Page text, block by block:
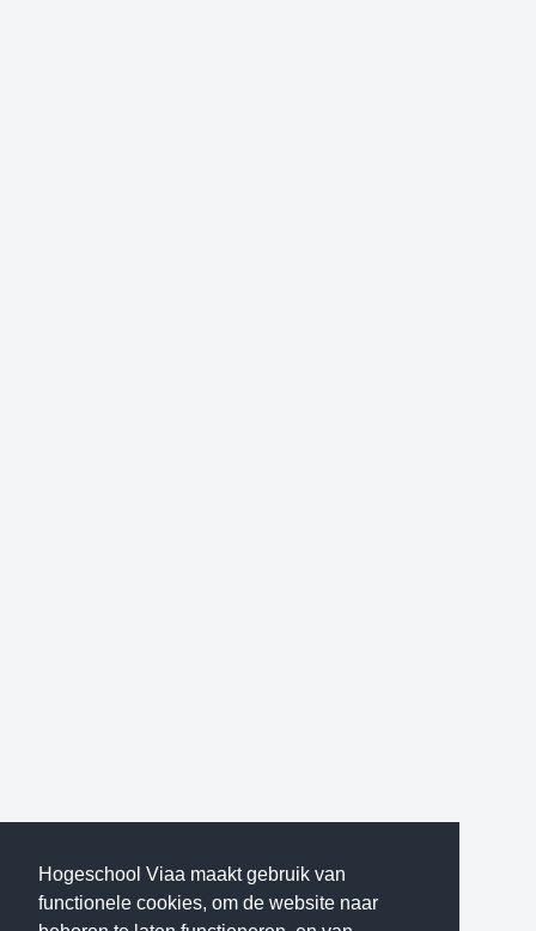
Hogeschool Viaa maakt gebruik van
functionele cookies, om de website naar